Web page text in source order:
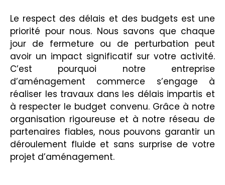
Le respect des délais et des budgets est une
priorité pour nous. Nous savons que chaque
jour de fermeture ou de perturbation peut
avoir un impact significatif sur votre activité.
C’est pourquoi notre entreprise
d’aménagement commerce s’engage à
réaliser les travaux dans les délais impartis et
à respecter le budget convenu. Grâce à notre
organisation rigoureuse et à notre réseau de
partenaires fiables, nous pouvons garantir un
déroulement fluide et sans surprise de votre
projet d’aménagement.